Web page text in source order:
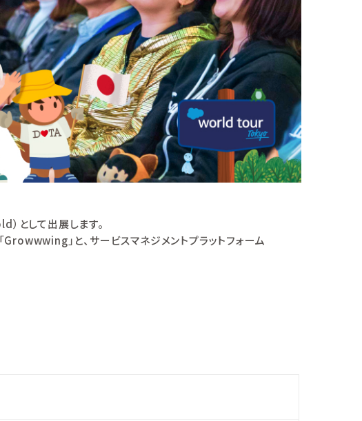
）として出展します。
Growwwing」と、サービスマネジメントプラットフォーム